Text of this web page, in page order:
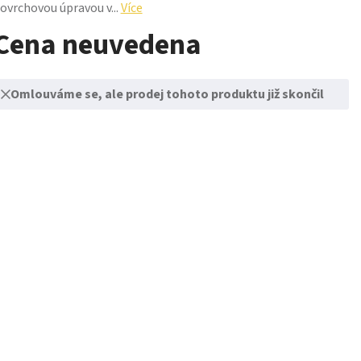
úpravou v...Více
neuvedena
Omlouváme se, ale prodej tohoto produktu již skončil